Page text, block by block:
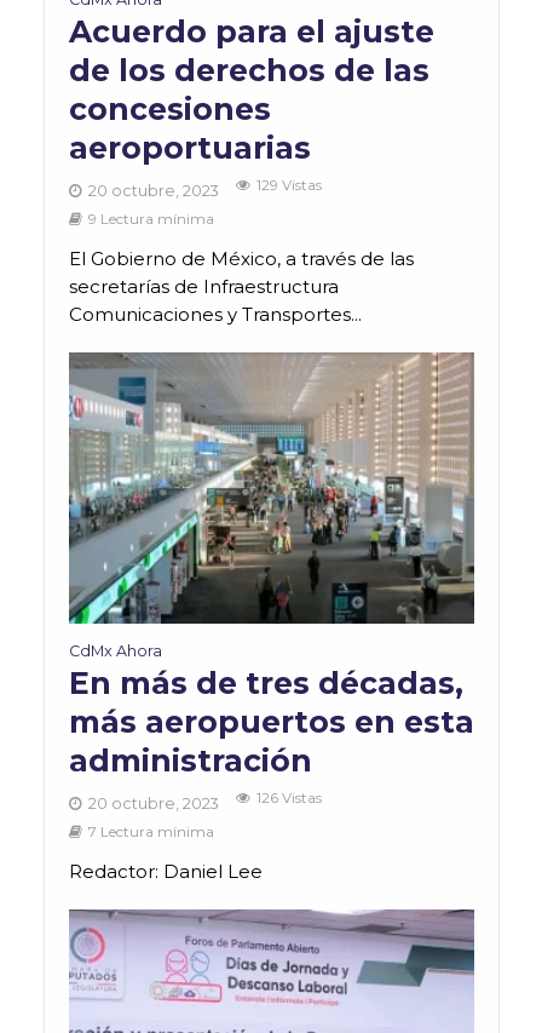
Acuerdo para el ajuste
de los derechos de las
concesiones
aeroportuarias
20 octubre, 2023
129 Vistas
9 Lectura mínima
El Gobierno de México, a través de las
secretarías de Infraestructura
Comunicaciones y Transportes...
CdMx Ahora
En más de tres décadas,
más aeropuertos en esta
administración
20 octubre, 2023
126 Vistas
7 Lectura mínima
Redactor: Daniel Lee